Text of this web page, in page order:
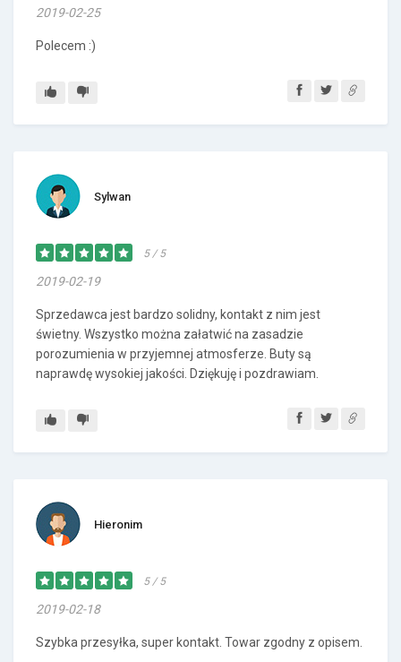
2019-02-25
Polecem :)
Sylwan
5 / 5
2019-02-19
Sprzedawca jest bardzo solidny, kontakt z nim jest
świetny. Wszystko można załatwić na zasadzie
porozumienia w przyjemnej atmosferze. Buty są
naprawdę wysokiej jakości. Dziękuję i pozdrawiam.
Hieronim
5 / 5
2019-02-18
Szybka przesyłka, super kontakt. Towar zgodny z opisem.